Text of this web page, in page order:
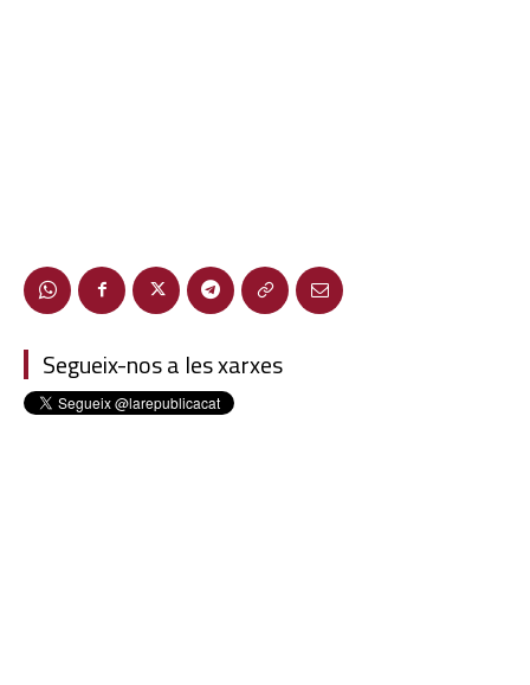
Segueix-nos a les xarxes